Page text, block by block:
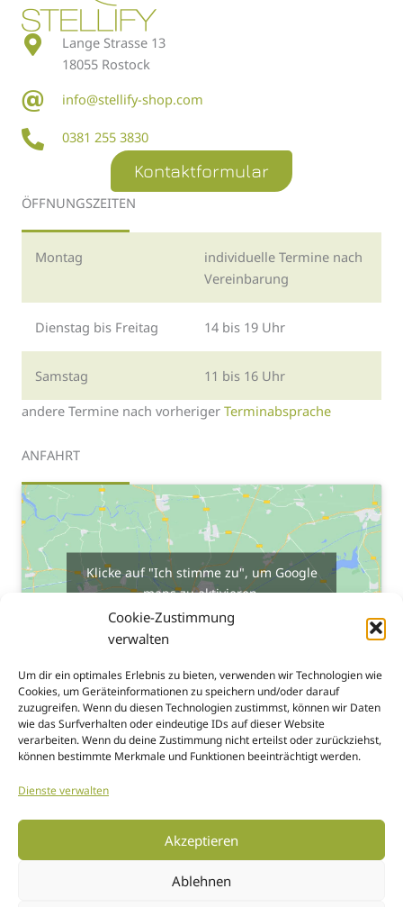
Cookie-Zustimmung
verwalten
Um dir ein optimales Erlebnis zu bieten, verwenden wir Technologien wie
Cookies, um Geräteinformationen zu speichern und/oder darauf
zuzugreifen. Wenn du diesen Technologien zustimmst, können wir Daten
wie das Surfverhalten oder eindeutige IDs auf dieser Website
verarbeiten. Wenn du deine Zustimmung nicht erteilst oder zurückziehst,
können bestimmte Merkmale und Funktionen beeinträchtigt werden.
Dienste verwalten
Akzeptieren
Ablehnen
Lange Strasse 13
18055 Rostock
info@stellify-shop.com
0381 255 3830
Kontaktformular
ÖFFNUNGSZEITEN
Montag
individuelle Termine nach
Vereinbarung
Dienstag bis Freitag 14 bis 19 Uhr
Samstag
11 bis 16 Uhr
andere Termine nach vorheriger Terminabsprache
ANFAHRT
Klicke auf "Ich stimme zu", um Google
maps zu aktivieren
Cookies
Ich stimme zu
IMPRESSUM